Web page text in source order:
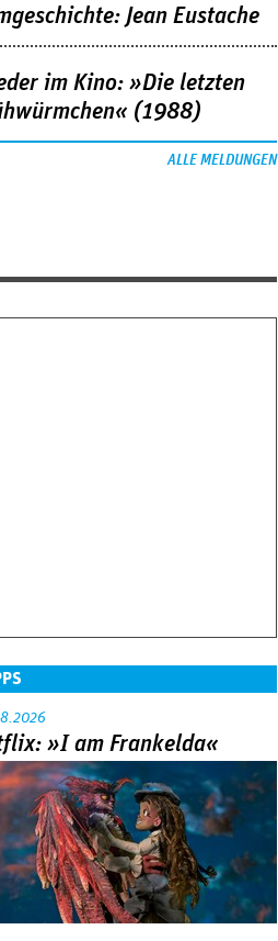
Jean Eustache
im Kino: »Die letzten
(1988)
ALLE MELDUNGEN
»I am Frankelda«